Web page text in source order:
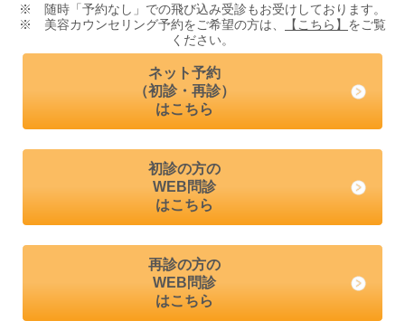
※ 随時「予約なし」での飛び込み受診もお受けしております。
※ 美容カウンセリング予約をご希望の方は、
【こちら】 をご覧
ください。
ネット予約
（初診・再診）
はこちら
初診の方の
WEB問診
はこちら
再診の方の
WEB問診
はこちら